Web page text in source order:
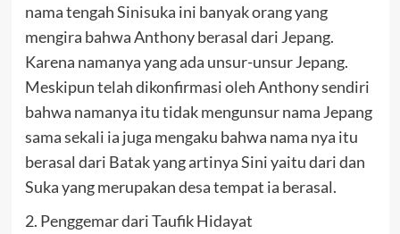
nama tengah Sinisuka ini banyak orang yang
mengira bahwa Anthony berasal dari Jepang.
Karena namanya yang ada unsur-unsur Jepang.
Meskipun telah dikonfirmasi oleh Anthony sendiri
bahwa namanya itu tidak mengunsur nama Jepang
sama sekali ia juga mengaku bahwa nama nya itu
berasal dari Batak yang artinya Sini yaitu dari dan
Suka yang merupakan desa tempat ia berasal.
2. Penggemar dari Taufik Hidayat